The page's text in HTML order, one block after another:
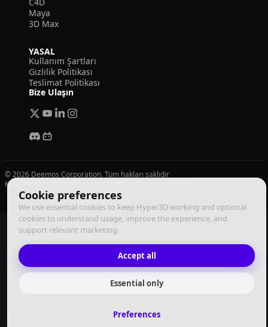
Cookie preferences
We use essential cookies to keep Hyper3D working and optional
cookies to understand usage, improve the experience, and
support relevant marketing.
Accept all
Essential only
Preferences
Maya
3D Max
YASAL
Kullanım Şartları
Gizlilik Politikası
Teslimat Politikası
Bize Ulaşın
© 2026 Deemos Corporation. Tüm hakları saklıdır
Kullanım Şartları